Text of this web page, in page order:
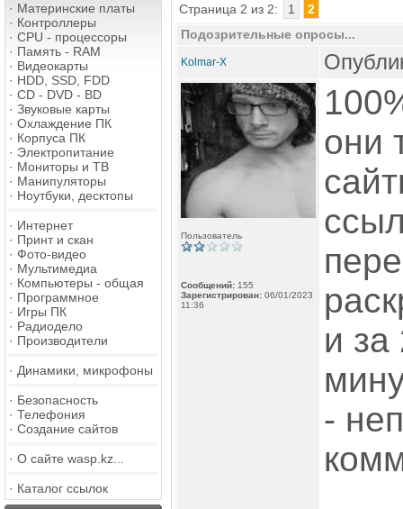
· Материнские платы
· Контроллеры
· CPU - процессоры
· Память - RAM
· Видеокарты
· HDD, SSD, FDD
· CD - DVD - BD
· Звуковые карты
· Охлаждение ПК
· Корпуса ПК
· Электропитание
· Мониторы и ТВ
· Манипуляторы
· Ноутбуки, десктопы
· Интернет
· Принт и скан
· Фото-видео
· Мультимедиа
· Компьютеры - общая
· Программное
· Игры ПК
· Радиодело
· Производители
· Динамики, микрофоны
· Безопасность
· Телефония
· Создание сайтов
· О сайте wasp.kz...
· Каталог ссылок
Страница 2 из 2: 1
2
Подозрительные опросы...
Kolmar-X
Пользователь
Сообщений: 155
Зарегистрирован: 06/01/2023
11:36
они
и за
-